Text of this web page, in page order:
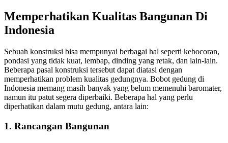
Memperhatikan Kualitas Bangunan Di
Indonesia
Sebuah konstruksi bisa mempunyai berbagai hal seperti kebocoran,
pondasi yang tidak kuat, lembap, dinding yang retak, dan lain-lain.
Beberapa pasal konstruksi tersebut dapat diatasi dengan
memperhatikan problem kualitas gedungnya. Bobot gedung di
Indonesia memang masih banyak yang belum memenuhi baromater,
namun itu patut segera diperbaiki. Beberapa hal yang perlu
diperhatikan dalam mutu gedung, antara lain:
1. Rancangan Bangunan